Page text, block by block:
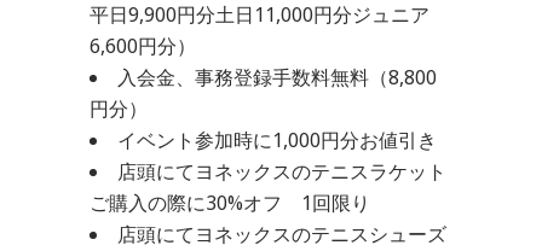
平日9,900円分土日11,000円分ジュニア
6,600円分）
入会金、事務登録手数料無料（8,800
円分）
イベント参加時に1,000円分お値引き
店頭にてヨネックスのテニスラケット
ご購入の際に30%オフ 1回限り
店頭にてヨネックスのテニスシューズ